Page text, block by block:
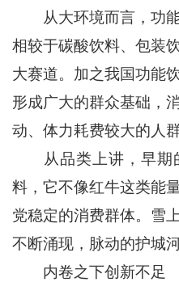
从大环境而言，功能
相较于碳酸饮料、包装
大赛道。加之我国功能
形成广大的群众基础，
动、体力耗费较大的人群
从品类上讲，早期
料，它不像红牛这类能
党稳定的消费群体。雪
不断涌现，脉动的护城
内卷之下创新不足